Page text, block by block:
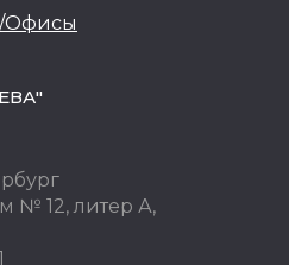
Офисы
№ 12, литер А,